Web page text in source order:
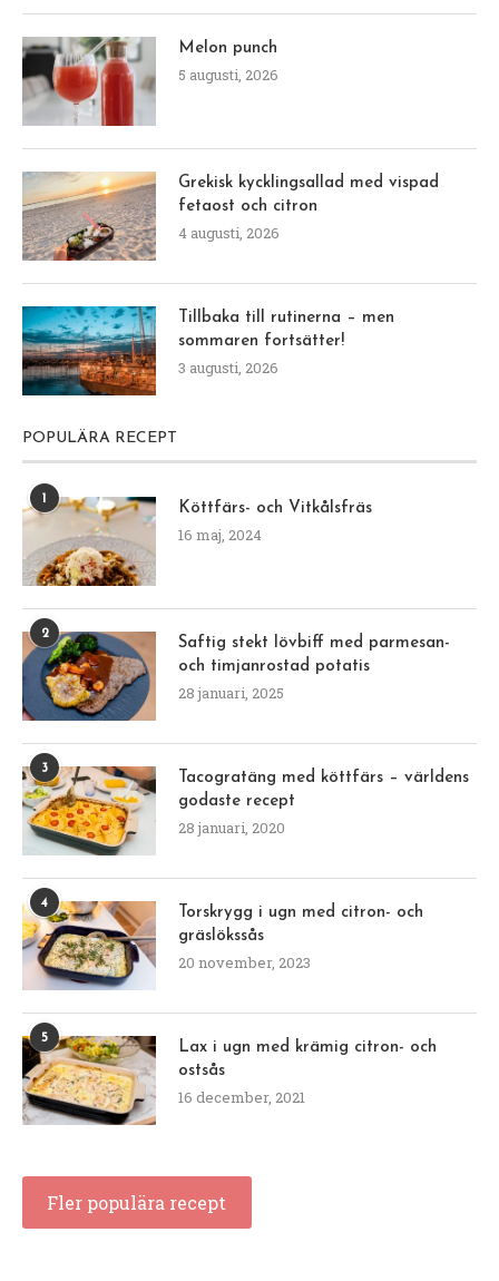
Melon punch
5 augusti, 2026
Grekisk kycklingsallad med vispad
fetaost och citron
4 augusti, 2026
Tillbaka till rutinerna – men
sommaren fortsätter!
3 augusti, 2026
POPULÄRA RECEPT
1
Köttfärs- och Vitkålsfräs
16 maj, 2024
2
Saftig stekt lövbiff med parmesan-
och timjanrostad potatis
28 januari, 2025
3
Tacogratäng med köttfärs – världens
godaste recept
28 januari, 2020
4
Torskrygg i ugn med citron- och
gräslökssås
20 november, 2023
5
Lax i ugn med krämig citron- och
ostsås
16 december, 2021
Fler populära recept